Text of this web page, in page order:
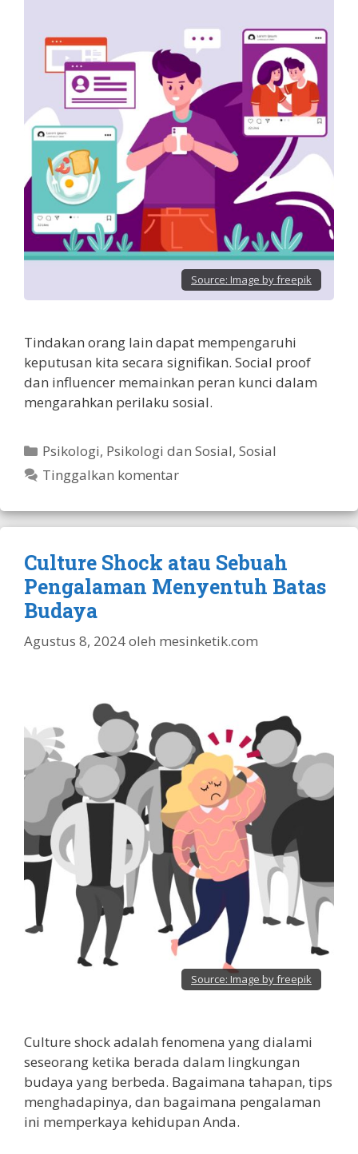
Source: Image by freepik
Tindakan orang lain dapat mempengaruhi
keputusan kita secara signifikan. Social proof
dan influencer memainkan peran kunci dalam
mengarahkan perilaku sosial.
Kategori
Psikologi, Psikologi dan Sosial,Sosial
Tinggalkan komentar
Culture Shock atau Sebuah
Pengalaman Menyentuh Batas
Budaya
Agustus 8, 2024oleh mesinketik.com
Source: Image by freepik
Culture shock adalah fenomena yang dialami
seseorang ketika berada dalam lingkungan
budaya yang berbeda. Bagaimana tahapan, tips
menghadapinya, dan bagaimana pengalaman
ini memperkaya kehidupan Anda.